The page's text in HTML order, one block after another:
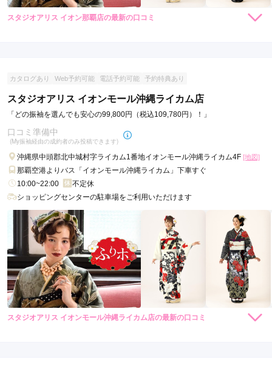
スタジオアリス イオン那覇店の最新の口コミ
ご利用日：2021年12月
店員さんがフレンドリーでした
スタジオアリス イオン那覇店の口コミ・評判をもっと見る
カタログあり Web予約可能 電話予約可能 予約特典あり
スタジオアリス イオンモール沖縄ライカム店
「どの振袖を選んでも安心の99,800円（税込109,780円）！」
口コミ準備中
(My振袖経由の成約者のみ投稿できます)
沖縄県中頭郡北中城村字ライカム1番地イオンモール沖縄ライカム4F [地図]
那覇空港よりバス「イオンモール沖縄ライカム」下車すぐ
10:00~22:00
不定休
ショッピングセンターの駐車場をご利用いただけます
スタジオアリス イオンモール沖縄ライカム店の最新の口コミ